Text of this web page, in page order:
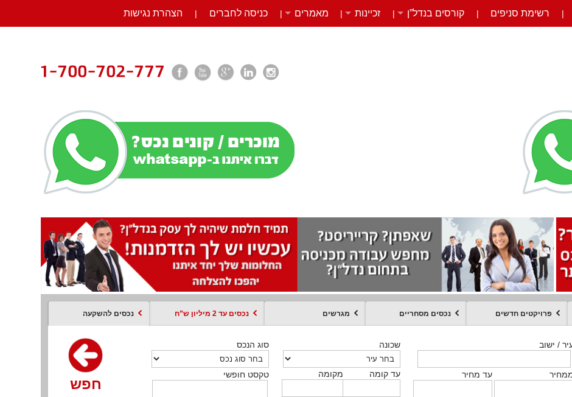
| רשימת סניפים | קורסים בנדל”ן | זכיינות | מאמרים | כניסה לחברים | הצהרת נגישות
פרויקטים חדשים נכסים מסחריים מגרשים נכסים עד 2 מיליון ש”ח נכסים להשקעה
/ ישוב
עד מחיר
שכונה
מקומה עד קומה
סוג הנכס
טקסט חופשי
חפש
/ ישוב
עד מחיר
שכונה
מקומה עד קומה
סוג הנכס
טקסט חופשי
חפש
/ ישוב
עד מחיר
שכונה
מקומה עד קומה
סוג הנכס
טקסט חופשי
חפש
/ ישוב
עד מחיר
שכונה
מקומה עד קומה
סוג עסקה
טקסט חופשי
חפש
מקומה
חפש
/ ישוב
עד קומה
שכונה
טקסט חופשי
סוג הנכס
חפש
/ ישוב
עד מחיר
שכונה
מקומה עד קומה
טקסט חופשי
חפש